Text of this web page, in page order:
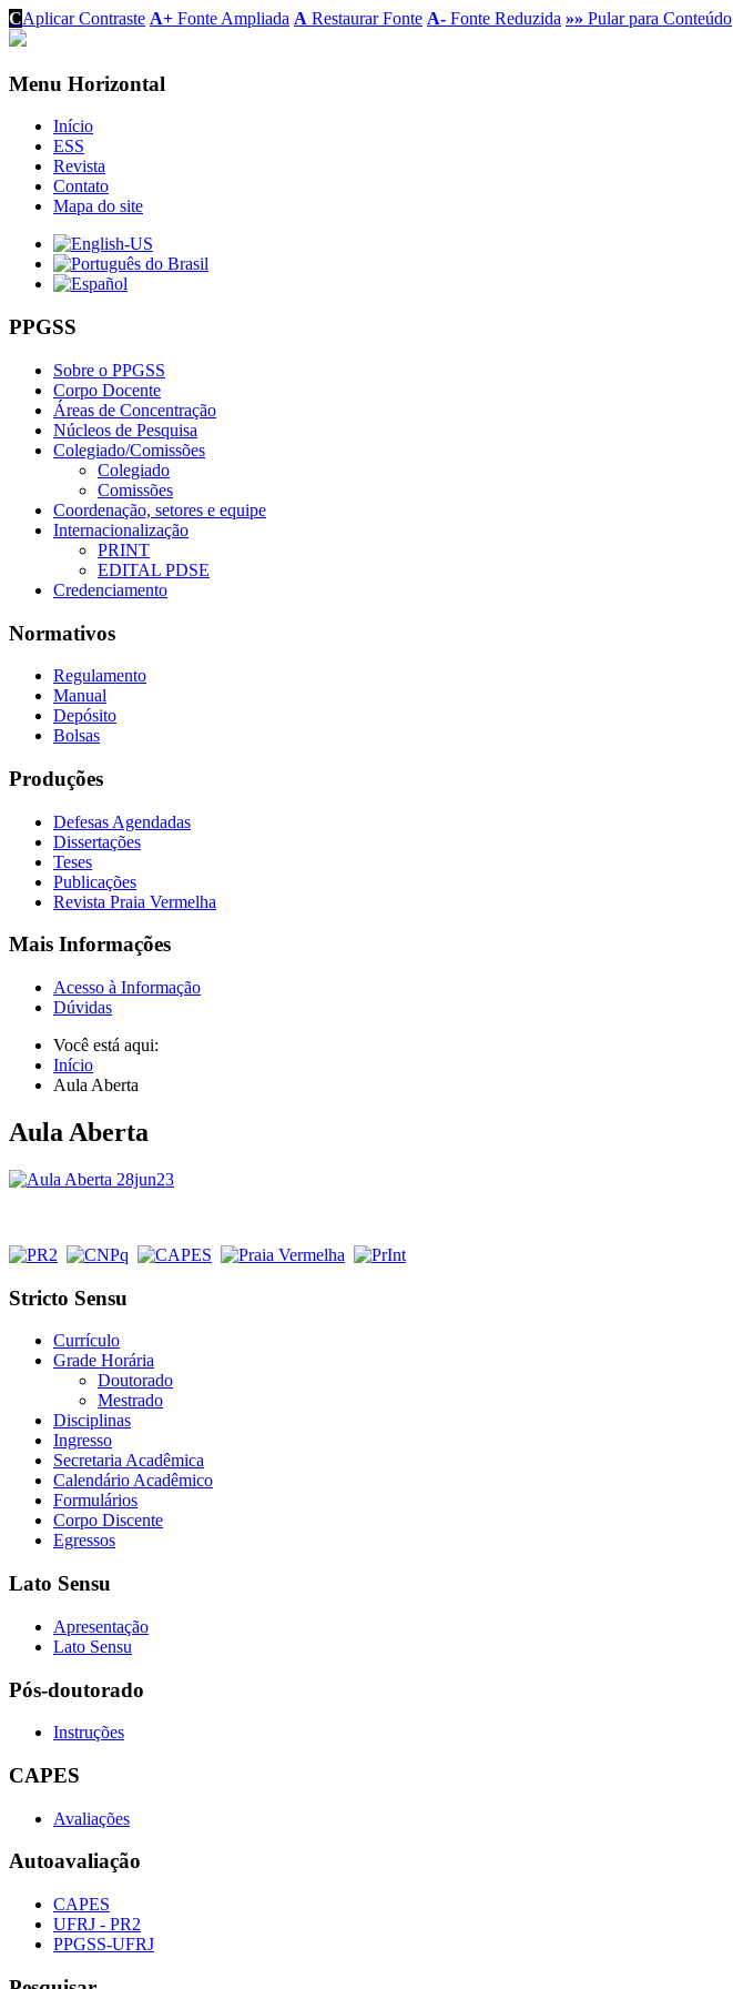
CAplicar Contraste A+ Fonte Ampliada A Restaurar Fonte A- Fonte Reduzida »» Pular para Conteúdo
Menu Horizontal
Início
ESS
Revista
Contato
Mapa do site
PPGSS
Sobre o PPGSS
Corpo Docente
Áreas de Concentração
Núcleos de Pesquisa
Colegiado/Comissões
Colegiado
Comissões
Coordenação, setores e equipe
Internacionalização
PRINT
EDITAL PDSE
Credenciamento
Normativos
Regulamento
Manual
Depósito
Bolsas
Produções
Defesas Agendadas
Dissertações
Teses
Publicações
Revista Praia Vermelha
Mais Informações
Acesso à Informação
Dúvidas
Você está aqui:
Início
Aula Aberta
Aula Aberta
Stricto Sensu
Currículo
Grade Horária
Doutorado
Mestrado
Disciplinas
Ingresso
Secretaria Acadêmica
Calendário Acadêmico
Formulários
Corpo Discente
Egressos
Lato Sensu
Apresentação
Lato Sensu
Pós-doutorado
Instruções
CAPES
Avaliações
Autoavaliação
CAPES
UFRJ - PR2
PPGSS-UFRJ